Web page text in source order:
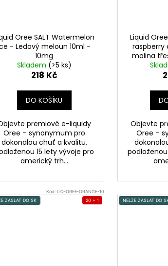
Oree SALT Watermelon
- Ledový meloun 10ml -
10mg
Skladem (>5 ks)
218 Kč
DO KOŠÍKU
premiové e-liquidy
Oree – synonymum pro
dokonalou chuť a kvalitu,
15 lety vývoje pro
americký trh...
Liquid
raspberry
malina
Objevte
Oree –
Kód: LIQ-OREE-ORANGE-10
ZASLAT DO SK
20 + 1
NELZE ZASLAT DO